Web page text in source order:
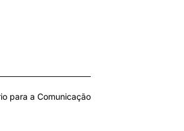
para a Comunicação